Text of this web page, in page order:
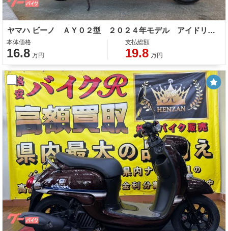
ヤマハ ビーノ ＡＹ０２型 ２０２４年モデル アイドリングストップ シガーソケット コンビニフック
本体価格
16.8 万円
支払総額
19.8 万円